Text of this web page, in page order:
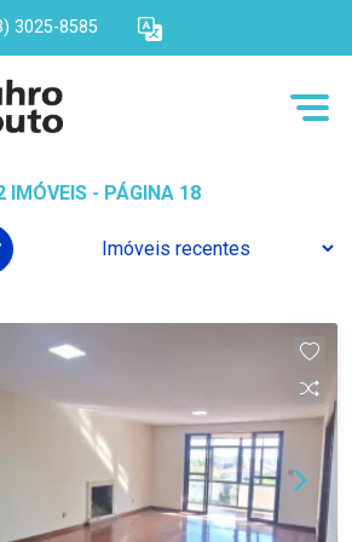
3025-8585
IMÓVEIS - PÁGINA 18